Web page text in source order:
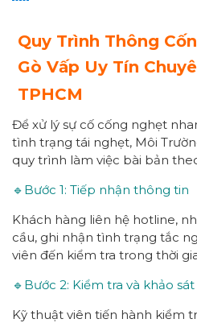
Quy Trình Thông
Gò Vấp Uy Tín
TPHCM
Để xử lý sự cố cống nghẹt
tình trạng tái nghẹt, Môi
quy trình làm việc bài bản
🔹Bước 1: Tiếp nhận thông tin
Khách hàng liên hệ hotline,
cầu, ghi nhận tình trạng tắc
viên đến kiểm tra trong thời
🔹Bước 2: Kiểm tra và khảo
Kỹ thuật viên tiến hành kiểm